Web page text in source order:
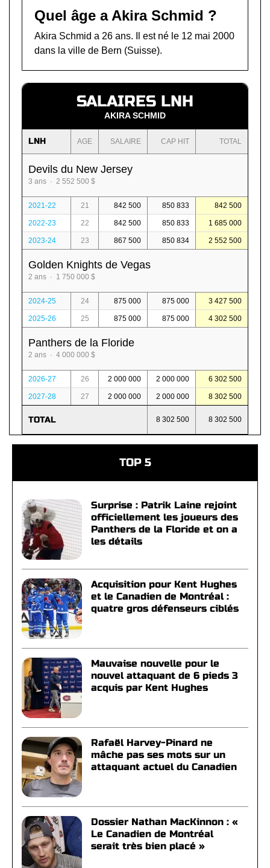
Quel âge a Akira Schmid ?
Akira Schmid a 26 ans. Il est né le 12 mai 2000
dans la ville de Bern (Suisse).
SALAIRES LNH
AKIRA SCHMID
LNH AGE SALAIRE CAP HIT TOTAL
Devils du New Jersey
3 ans · 2 552 500 $
2021-22 21 842 500 850 833 842 500
2022-23 22 842 500 850 833 1 685 000
2023-24 23 867 500 850 834 2 552 500
Golden Knights de Vegas
2 ans · 1 750 000 $
2024-25 24 875 000 875 000 3 427 500
2025-26 25 875 000 875 000 4 302 500
Panthers de la Floride
2 ans · 4 000 000 $
2026-27 26 2 000 000 2 000 000 6 302 500
2027-28 27 2 000 000 2 000 000 8 302 500
TOTAL 8 302 500 8 302 500
TOP 5
Surprise : Patrik Laine rejoint
officiellement les joueurs des
Panthers de la Floride et on a
les détails
Acquisition pour Kent Hughes
et le Canadien de Montréal :
quatre gros défenseurs ciblés
Mauvaise nouvelle pour le
nouvel attaquant de 6 pieds 3
acquis par Kent Hughes
Rafaël Harvey-Pinard ne
mâche pas ses mots sur un
attaquant actuel du Canadien
Dossier Nathan MacKinnon : «
Le Canadien de Montréal
serait très bien placé »